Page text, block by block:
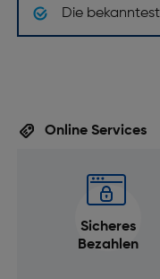
Die
Online Services
Sicheres
Bezahlen